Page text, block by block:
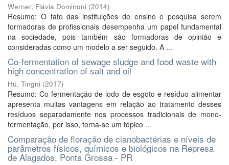
Werner, Flávia Dominoni (2014)
Resumo: O fato das instituições de ensino e pesquisa serem
formadoras de profissionais desempenha um papel fundamental
na sociedade, pois também são formadoras de opinião e
consideradas como um modelo a ser seguido. A ...
Co-fermentation of sewage sludge and food waste with
high concentration of salt and oil
Hu, Tingni (2017)
Resumo: Co-fermentação de lodo de esgoto e resíduo alimentar
apresenta muitas vantagens em relação ao tratamento desses
resíduos separadamente nos processos tradicionais de mono-
fermentação, por isso, torna-se um tópico ...
Comparação de floração de cianobactérias e níveis de
parâmetros físicos, químicos e biológicos na Represa
de Alagados, Ponta Grossa - PR